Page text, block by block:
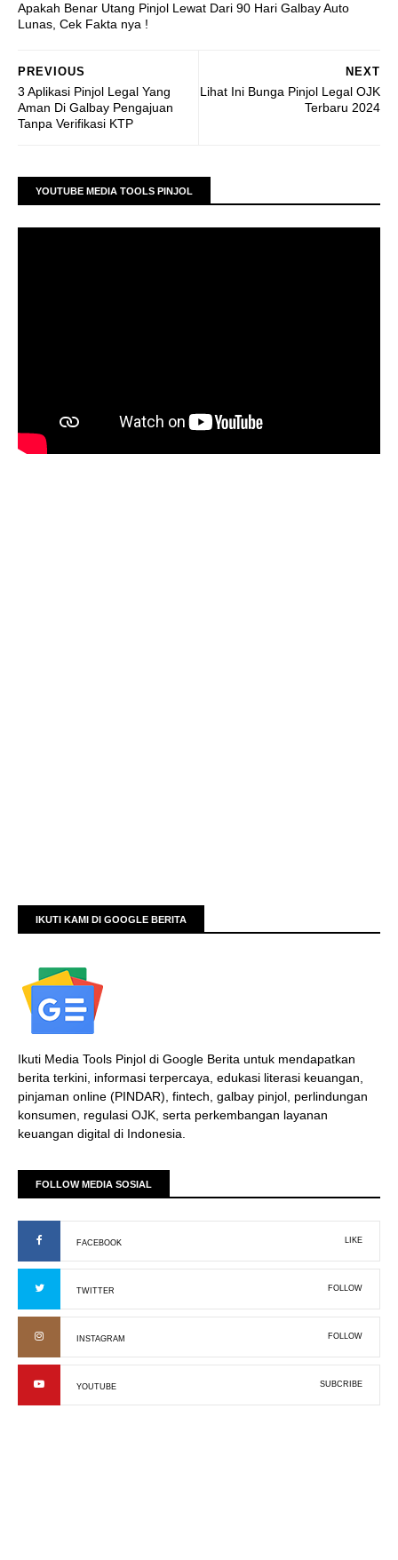
Apakah Benar Utang Pinjol Lewat Dari 90 Hari Galbay Auto
Lunas, Cek Fakta nya !
NEXT
Lihat Ini Bunga Pinjol Legal OJK
Terbaru 2024
PREVIOUS
3 Aplikasi Pinjol Legal Yang
Aman Di Galbay Pengajuan
Tanpa Verifikasi KTP
YOUTUBE MEDIA TOOLS PINJOL
IKUTI KAMI DI GOOGLE BERITA
Ikuti Media Tools Pinjol di Google Berita untuk mendapatkan
berita terkini, informasi terpercaya, edukasi literasi keuangan,
pinjaman online (PINDAR), fintech, galbay pinjol, perlindungan
konsumen, regulasi OJK, serta perkembangan layanan
keuangan digital di Indonesia.
FOLLOW MEDIA SOSIAL
FACEBOOK LIKE
TWITTER FOLLOW
INSTAGRAM FOLLOW
YOUTUBE SUBCRIBE